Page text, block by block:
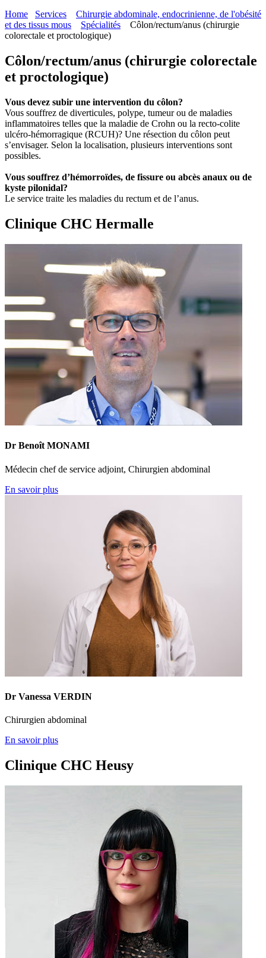
Home
Services
Chirurgie abdominale, endocrinienne, de l'obésité
et des tissus mous
Spécialités
Côlon/rectum/anus (chirurgie
colorectale et proctologique)
Côlon/rectum/anus (chirurgie colorectale
et proctologique)
Vous devez subir une intervention du côlon?
Vous souffrez de diverticules, polype, tumeur ou de maladies
inflammatoires telles que la maladie de Crohn ou la recto-colite
ulcéro-hémorragique (RCUH)? Une résection du côlon peut
s’envisager. Selon la localisation, plusieurs interventions sont
possibles.
Vous souffrez d’hémorroïdes, de fissure ou abcès anaux ou de
kyste pilonidal?
Le service traite les maladies du rectum et de l’anus.
Clinique CHC Hermalle
Dr Benoît MONAMI
Médecin chef de service adjoint, Chirurgien abdominal
En savoir plus
Dr Vanessa VERDIN
Chirurgien abdominal
En savoir plus
Clinique CHC Heusy